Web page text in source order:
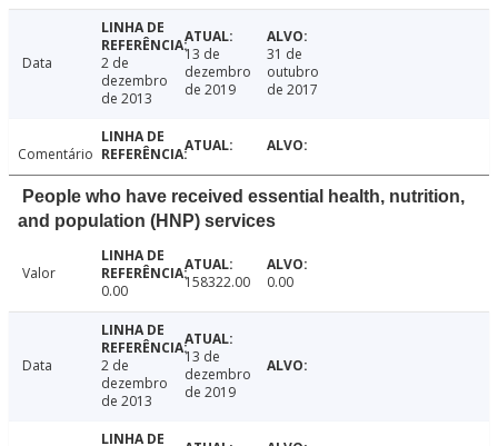
Data
2 de
dezembro
de 2013
13 de
dezembro
de 2019
31 de
outubro
de 2017
Comentário
People who have received essential health, nutrition,
and population (HNP) services
Valor
0.00
158322.00 0.00
Data
2 de
dezembro
de 2013
13 de
dezembro
de 2019